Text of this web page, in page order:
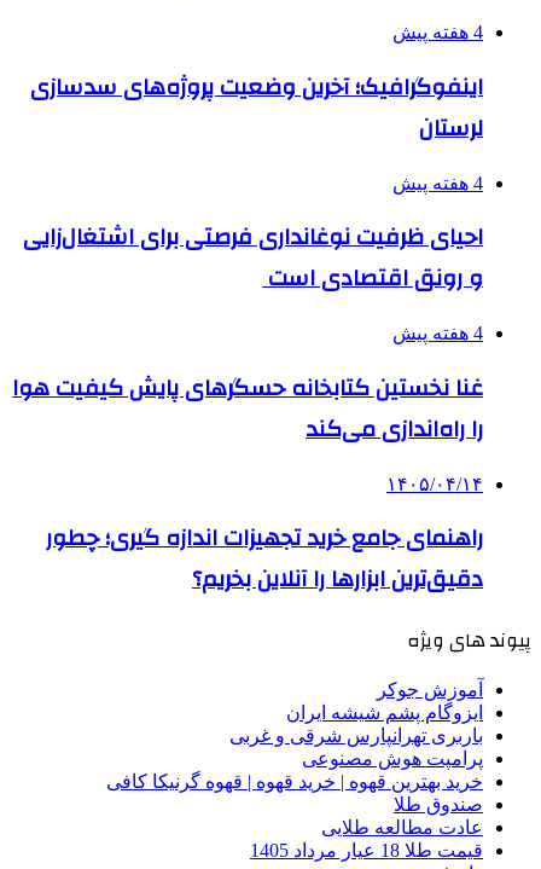
4 هفته پیش
اینفوگرافیک؛ آخرین وضعیت پروژه‌های سدسازی
لرستان
4 هفته پیش
احیای ظرفیت نوغانداری فرصتی برای اشتغال‌زایی
و رونق اقتصادی است
4 هفته پیش
غنا نخستین کتابخانه حسگرهای پایش کیفیت هوا
را راه‌اندازی می‌کند
۱۴۰۵/۰۴/۱۴
راهنمای جامع خرید تجهیزات اندازه گیری؛ چطور
دقیق‌ترین ابزارها را آنلاین بخریم؟
پیوند های ویژه
آموزش جوکر
ایزوگام پشم شیشه ایران
باربری تهرانپارس شرقی و غربی
پرامپت هوش مصنوعی
خرید بهترین قهوه | خرید قهوه | قهوه گرنیکا کافی
صندوق طلا
عادت مطالعه طلایی
قیمت طلا 18 عیار مرداد 1405